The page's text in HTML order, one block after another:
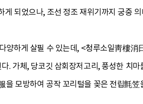
되었으나, 조선 정조 재위기까지 궁중
양하게 살필 수 있는데, <청루소일靑樓消
. 가체, 당코깃 삼회장저고리, 풍성한 치
모방하여 공작 꼬리털을 꽂은 전립氈